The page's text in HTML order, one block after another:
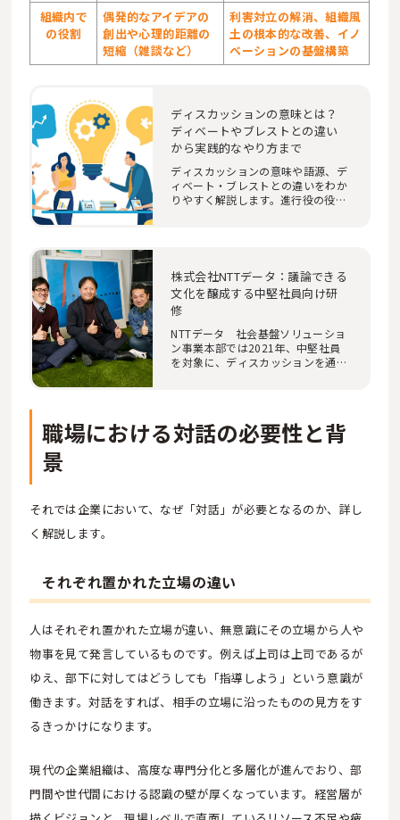
組織内で
の役割
偶発的なアイデアの
創出や心理的距離の
短縮 （雑談など）
利害対立の解消、組織風
土の根本的な改善、イノ
ベーションの基盤構築
ディスカッションの意味とは？
ディベートやブレストとの違い
から実践的なやり方まで
ディスカッションの意味や語源、デ
ィベート・ブレストとの違いをわか
りやすく解説します。進行役の役割
株式会社NTTデータ：議論できる
文化を醸成する中堅社員向け研
修
NTTデータ 社会基盤ソリューショ
ン事業本部では2021年、中堅社員
を対象に、ディスカッションを通し
職場における対話の必要性と背
景
それでは企業において、なぜ「対話」が必要となるのか、詳し
く解説します。
それぞれ置かれた立場の違い
人はそれぞれ置かれた立場が違い、無意識にその立場から人や
物事を見て発言しているものです。例えば上司は上司であるが
ゆえ、部下に対してはどうしても「指導しよう」という意識が
働きます。対話をすれば、相手の立場に沿ったものの見方をす
るきっかけになります。
現代の企業組織は、高度な専門分化と多層化が進んでおり、部
門間や世代間における認識の壁が厚くなっています。経営層が